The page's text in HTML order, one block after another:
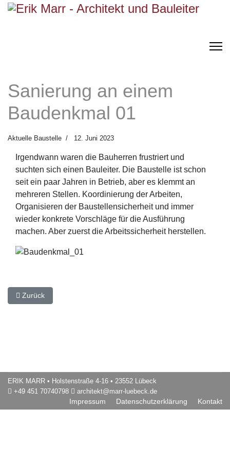
Sanierung an einem
Baudenkmal 01
Aktuelle Baustelle 12. Juni 2023
Irgendwann waren die Bauherren frustriert und
suchten sich einen Bauleiter. Die Baustelle ist schon
seit ein paar Jahren in Betrieb, aber es klemmt an
mehreren Stellen. Koordinierung der Arbeiten,
Organisieren der Baustellensicherheit und immer
wieder konkrete Vorschläge für die Ausführung
machen. Aber zuerst die Arbeitssicherheit herstellen.
Vorheriger Beitrag: Sanierung an einem Baudenkmal 02
Zurück
ERIK MARR • Holstenstraße 4-16 • 23552 Lübeck
+49 451 70740798
architekt@marr-luebeck.de
Impressum Datenschutzerklärung Kontakt